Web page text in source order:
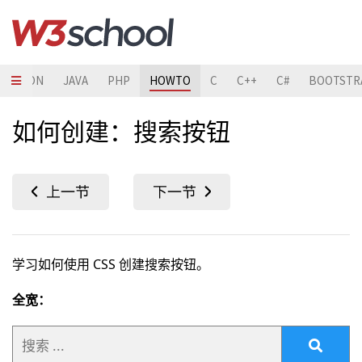
PYTHON JAVA PHP HOWTO C C++ C#
如何创建：搜索按钮
学习如何使用 CSS 创建搜索按钮。
全宽：